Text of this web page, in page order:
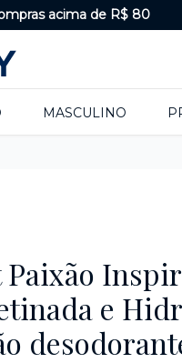
acima de R$ 80
MASCULINO
e